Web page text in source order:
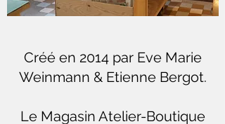
Créé en 2014 par Eve Marie
Weinmann & Etienne Bergot.
Le Magasin Atelier-Boutique